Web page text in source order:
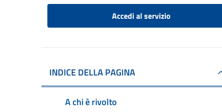
Accedi al servizio
INDICE DELLA PAGINA
A chi è rivolto